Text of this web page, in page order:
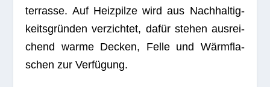
ter­rasse. Auf Heiz­pilze wird aus Nach­hal­tig­
keits­grün­den ver­zich­tet, dafür ste­hen aus­rei­
chend warme Decken, Felle und Wärm­fla­
schen zur Verfügung.